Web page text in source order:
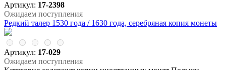
Артикул: 17-2398
Ожидаем поступления
Редкий талер 1530 года / 1630 года, серебряная копия монеты
Артикул: 17-029
Ожидаем поступления